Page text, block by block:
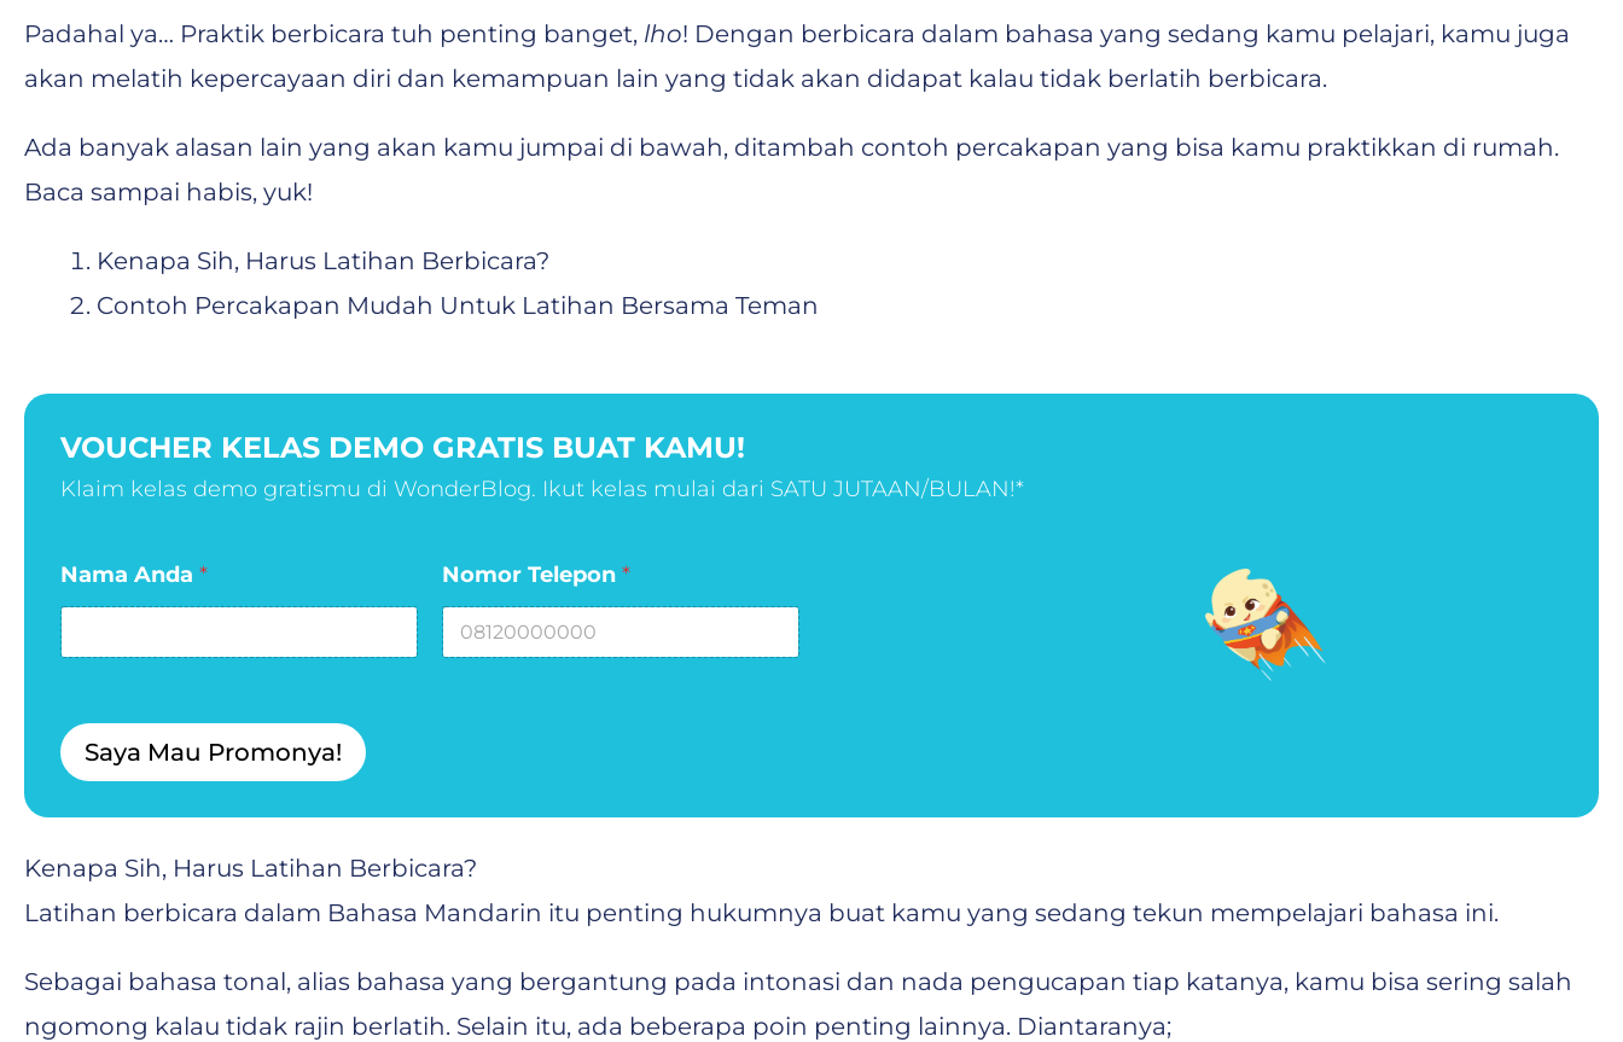
Padahal ya… Praktik berbicara tuh penting banget, lho! Dengan berbicara dalam bahasa yang sedang kamu pelajari, kamu juga
akan melatih kepercayaan diri dan kemampuan lain yang tidak akan didapat kalau tidak berlatih berbicara.
Ada banyak alasan lain yang akan kamu jumpai di bawah, ditambah contoh percakapan yang bisa kamu praktikkan di rumah.
Baca sampai habis, yuk!
Kenapa Sih, Harus Latihan Berbicara?
Contoh Percakapan Mudah Untuk Latihan Bersama Teman
VOUCHER KELAS DEMO GRATIS BUAT KAMU!
Klaim kelas demo gratismu di WonderBlog. Ikut kelas mulai dari SATU JUTAAN/BULAN!*
a
m
a
N
o
r
N
a
Nama Anda * Nomor Telepon *
Saya Mau Promonya!
Kenapa Sih, Harus Latihan Berbicara?
Latihan berbicara dalam Bahasa Mandarin itu penting hukumnya buat kamu yang sedang tekun mempelajari bahasa ini.
Sebagai bahasa tonal, alias bahasa yang bergantung pada intonasi dan nada pengucapan tiap katanya, kamu bisa sering salah
ngomong kalau tidak rajin berlatih. Selain itu, ada beberapa poin penting lainnya. Diantaranya;